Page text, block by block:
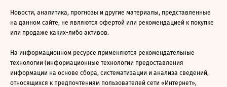
Новости, аналитика, прогнозы и другие материалы, представленные
на данном сайте, не являются офертой или рекомендацией к покупке
или продаже каких-либо активов.
На информационном ресурсе применяются рекомендательные
технологии (информационные технологии предоставления
информации на основе сбора, систематизации и анализа сведений,
относящихся к предпочтениям пользователей сети «Интернет»,